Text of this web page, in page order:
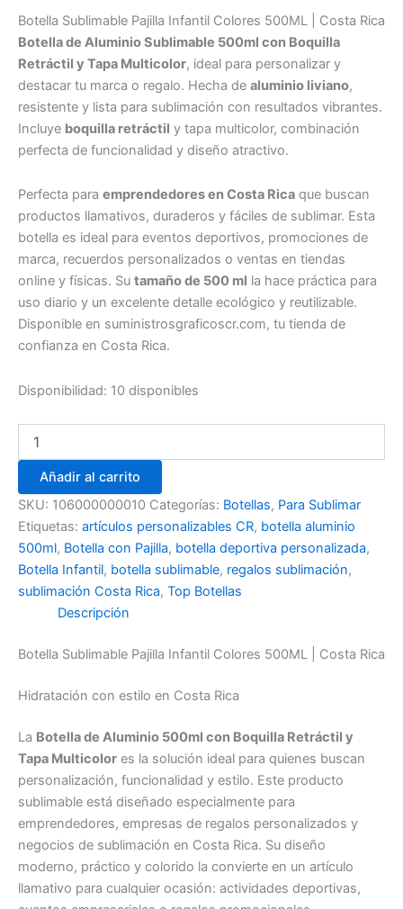
Botella Sublimable Pajilla Infantil Colores 500ML | Costa Rica
Botella de Aluminio Sublimable 500ml con Boquilla
Retráctil y Tapa Multicolor, ideal para personalizar y
destacar tu marca o regalo. Hecha de aluminio liviano,
resistente y lista para sublimación con resultados vibrantes.
Incluye boquilla retráctil y tapa multicolor, combinación
perfecta de funcionalidad y diseño atractivo.
Perfecta para emprendedores en Costa Rica que buscan
productos llamativos, duraderos y fáciles de sublimar. Esta
botella es ideal para eventos deportivos, promociones de
marca, recuerdos personalizados o ventas en tiendas
online y físicas. Su tamaño de 500 ml la hace práctica para
uso diario y un excelente detalle ecológico y reutilizable.
Disponible en suministrosgraficoscr.com, tu tienda de
confianza en Costa Rica.
Disponibilidad: 10 disponibles
Añadir al carrito
SKU: 106000000010 Categorías: Botellas, Para Sublimar
Etiquetas: artículos personalizables CR, botella aluminio
500ml, Botella con Pajilla, botella deportiva personalizada,
Botella Infantil, botella sublimable, regalos sublimación,
sublimación Costa Rica, Top Botellas
Descripción
Botella Sublimable Pajilla Infantil Colores 500ML | Costa Rica
Hidratación con estilo en Costa Rica
La Botella de Aluminio 500ml con Boquilla Retráctil y
Tapa Multicolor es la solución ideal para quienes buscan
personalización, funcionalidad y estilo. Este producto
sublimable está diseñado especialmente para
emprendedores, empresas de regalos personalizados y
negocios de sublimación en Costa Rica. Su diseño
moderno, práctico y colorido la convierte en un artículo
llamativo para cualquier ocasión: actividades deportivas,